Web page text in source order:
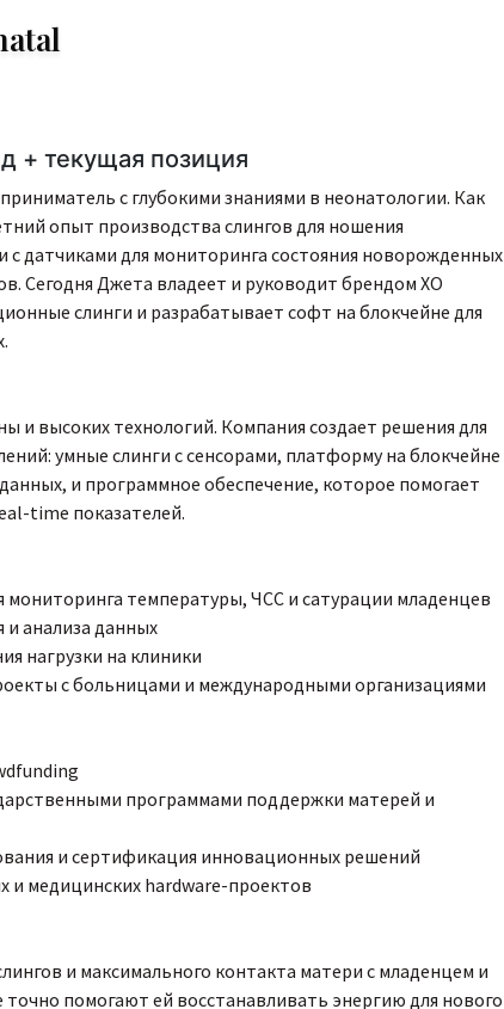
+ текущая позиция
с глубокими знаниями в неонатологии. Как
опыт производства слингов для ношения
датчиками для мониторинга состояния новорожденных
Сегодня Джета владеет и руководит брендом XO
слинги и разрабатывает софт на блокчейне для
и высоких технологий. Компания создает решения для
умные слинги с сенсорами, платформу на блокчейне
и программное обеспечение, которое помогает
time показателей.
мониторинга температуры, ЧСС и сатурации младенцев
и анализа данных
нагрузки на клиники
с больницами и международными организациями
программами поддержки матерей и
и сертификация инновационных решений
и медицинских hardware-проектов
и максимального контакта матери с младенцем и
помогают ей восстанавливать энергию для нового